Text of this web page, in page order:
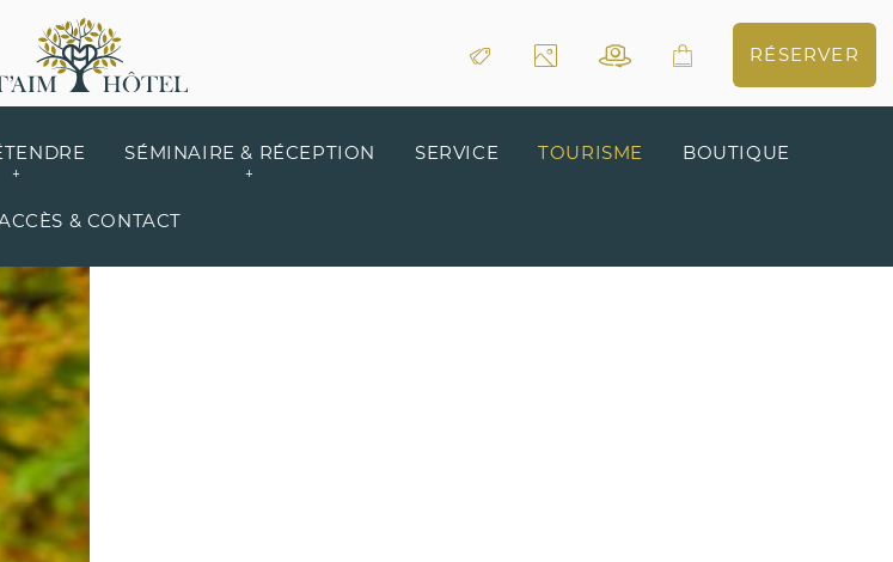
RÉSERVER
SÉMINAIRE & RÉCEPTION SERVICE TOURISME BOUTIQUE
& CONTACT